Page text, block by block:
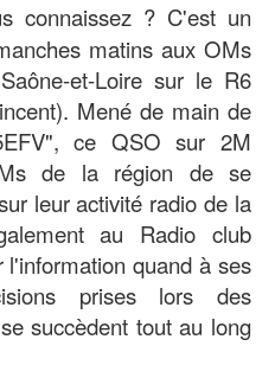
connaissez ? C'est un
matins aux OMs
et-Loire sur le R6
Mené de main de
ce QSO sur 2M
de la région de se
leur activité radio de la
au Radio club
quand à ses
prises lors des
succèdent tout au long